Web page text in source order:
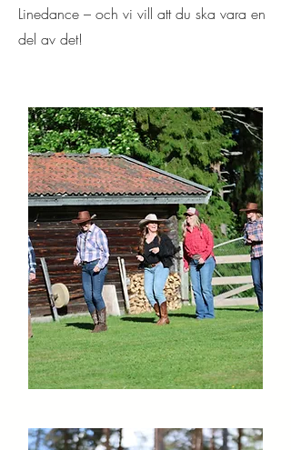
Linedance – och vi vill att du ska vara en
del av det!